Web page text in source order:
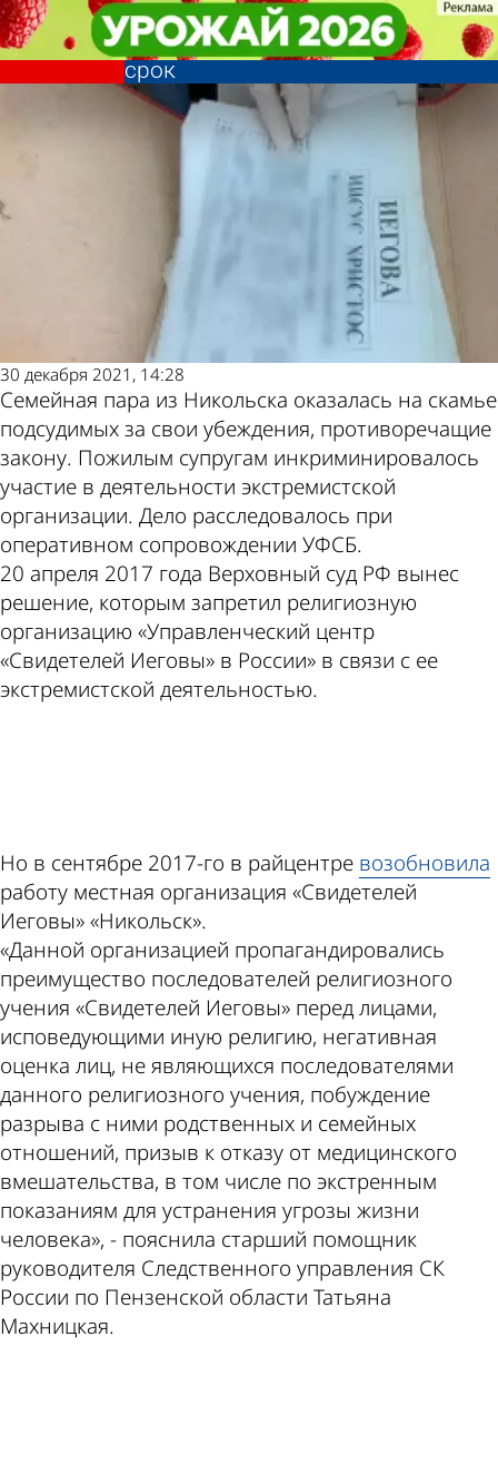
Пожилым супругам-иеговистам
из Никольска дали условный
срок
Криминал
30 декабря 2021, 14:28
Семейная пара из Никольска оказалась на скамье
подсудимых за свои убеждения, противоречащие
закону. Пожилым супругам инкриминировалось
участие в деятельности экстремистской
организации. Дело расследовалось при
оперативном сопровождении УФСБ.
20 апреля 2017 года Верховный суд РФ вынес
решение, которым запретил религиозную
организацию «Управленческий центр
«Свидетелей Иеговы» в России» в связи с ее
экстремистской деятельностью.
Но в сентябре 2017-го в райцентре возобновила
работу местная организация «Свидетелей
Иеговы» «Никольск».
«Данной организацией пропагандировались
преимущество последователей религиозного
учения «Свидетелей Иеговы» перед лицами,
исповедующими иную религию, негативная
оценка лиц, не являющихся последователями
данного религиозного учения, побуждение
разрыва с ними родственных и семейных
отношений, призыв к отказу от медицинского
вмешательства, в том числе по экстренным
показаниям для устранения угрозы жизни
человека», - пояснила старший помощник
руководителя Следственного управления СК
России по Пензенской области Татьяна
Махницкая.
Пожилым супругам-иеговистам
из Никольска дали условный
срок
Криминал
Другие
новости по
теме
Погода и
курсы валют
в Пензе